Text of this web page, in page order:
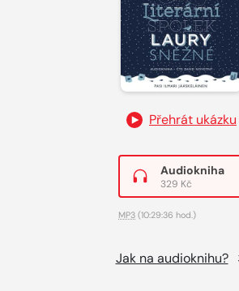
Přehrát ukázku
Audiokniha
329 Kč
MP3 (10:29:36 hod.)
Jak na audioknihu?